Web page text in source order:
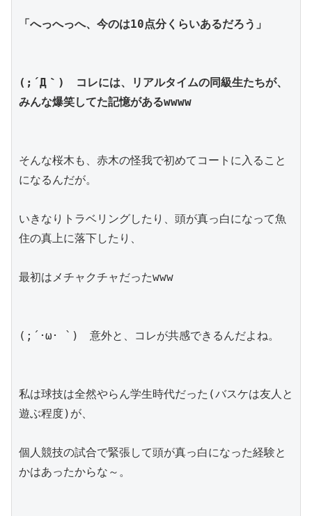
「へっへっへ、今のは10点分くらいあるだろう」
(;´Д｀)　コレには、リアルタイムの同級生たちが、
みんな爆笑してた記憶があるwwww
そんな桜木も、赤木の怪我で初めてコートに入ること
になるんだが。
いきなりトラベリングしたり、頭が真っ白になって魚
住の真上に落下したり、
最初はメチャクチャだったwww
(;´･ω･ `)　意外と、コレが共感できるんだよね。
私は球技は全然やらん学生時代だった(バスケは友人と
遊ぶ程度)が、
個人競技の試合で緊張して頭が真っ白になった経験と
かはあったからな～。